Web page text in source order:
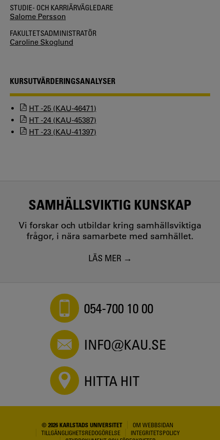
STUDIE- OCH KARRIÄRVÄGLEDARE
Salome Persson
FAKULTETSADMINISTRATÖR
Caroline Skoglund
KURSUTVÄRDERINGSANALYSER
HT -25 (KAU-46471)
HT -24 (KAU-45387)
HT -23 (KAU-41397)
SAMHÄLLSVIKTIG KUNSKAP
Vi forskar och utbildar kring samhällsviktiga
frågor, i nära samarbete med samhället.
LÄS MER
054-700 10 00
INFO@KAU.SE
HITTA HIT
© 2026 KARLSTADS UNIVERSITET
OM WEBBSIDAN
TILLGÄNGLIGHETSREDOGÖRELSE
INTEGRITETSPOLICY